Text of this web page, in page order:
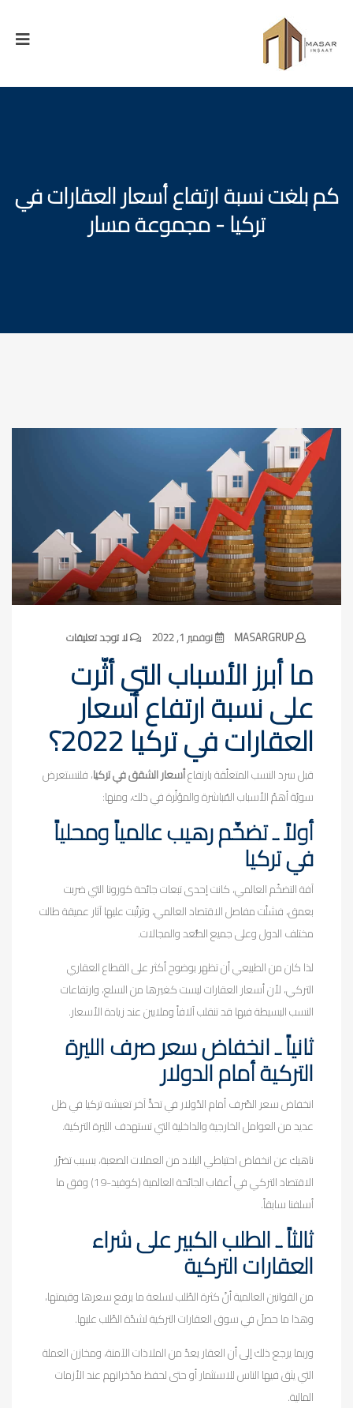
كم بلغت نسبة ارتفاع أسعار العقارات في
تركيا - مجموعة مسار
MASARGRUP نوفمبر 1, 2022 لا توجد تعليقات
ما أبرز الأسباب التي أثّرت
على نسبة ارتفاع أسعار
العقارات في تركيا 2022؟
قبل سرد النسب المتعلّقة بارتفاعأسعار الشقق في تركيا، فلنستعرض
سويّة أهمّ الأسباب المُباشرة والمؤثّرة في ذلك، ومنها:
أولاً ـ تضخّم رهيب عالمياً ومحلياً
في تركيا
آفة التضخّم العالمي، كانت إحدى تبعات جائحة كورونا التي ضربت
بعمق، فشلّت مفاصل الاقتصاد العالمي، وترتّبت عليها آثار عميقة طالت
مختلف الدول وعلى جميع الصُّعد والمجالات.
لذا كان من الطبيعي أن تظهر بوضوح أكثر على القطاع العقاري
التركي، لأن أسعار العقارات ليست كغيرها من السلع، وارتفاعات
النسب البسيطة فيها قد تنقلب آلافاً وملايين عند زيادة الأسعار.
ثانياً ـ انخفاض سعر صرف الليرة
التركية أمام الدولار
انخفاض سعر الصّرف أمام الدّولار في تحدٍّ آخر تعيشه تركيا في ظل
عديد من العوامل الخارجية والداخلية التي تستهدف الليرة التركية.
ناهيك عن انخفاض احتياطي البلاد من العملات الصعبة، بسبب تضرّر
الاقتصاد التركي في أعقاب الجائحة العالمية (كوفيد-19) وفق ما
أسلفنا سابقاً.
ثالثاً ـ الطلب الكبير على شراء
العقارات التركية
من القوانين العالمية أنّ كثرة الطّلب لسلعة ما يرفع سعرها وقيمتها،
وهذا ما حصلَ في سوق العقارات التركية لشدّة الطّلب عليها.
وربما يرجع ذلك إلى أن العقار يعدّ من الملاذات الآمنة، ومخازن العملة
التي يثق فيها الناس للاستثمار أو حتى لحفظ مدّخراتهم عند الأزمات
المالية.